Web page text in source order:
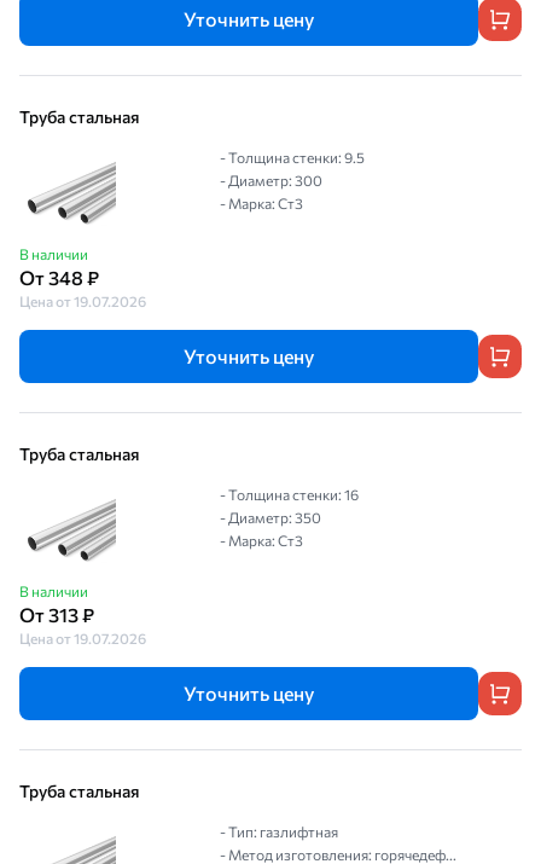
Уточнить цену
Труба стальная
В наличии
От 348 ₽
Цена от 19.07.2026
- Толщина стенки: 9.5
- Диаметр: 300
- Марка: Ст3
Уточнить цену
Труба стальная
В наличии
От 313 ₽
Цена от 19.07.2026
- Толщина стенки: 16
- Диаметр: 350
- Марка: Ст3
Уточнить цену
Труба стальная
- Тип: газлифтная
- Метод изготовления: горячедеф...